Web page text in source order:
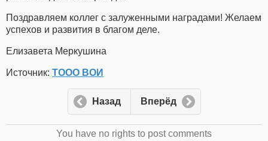
Поздравляем коллег с залуженными наградами! Желаем
успехов и развития в благом деле.
Елизавета Меркушина
Источник: ТООО ВОИ
Назад Вперёд
You have no rights to post comments